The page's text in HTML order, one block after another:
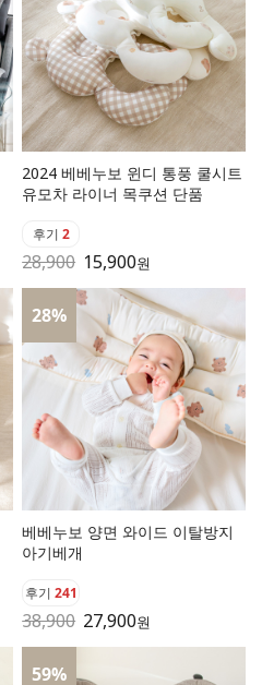
2024 베베누보 윈디 통풍 쿨시트
유모차 라이너 목쿠션 단품
후기 2
28,900 15,900원
28%
베베누보 양면 와이드 이탈방지
아기베개
후기 241
38,900 27,900원
59%